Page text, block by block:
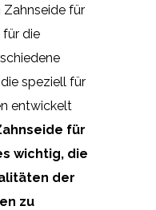
Zahnseide für
für die
speziell für
entwickelt
für
wichtig, die
der
zu